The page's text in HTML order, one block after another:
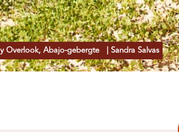
Overlook, Abajo-gebergte | Sandra Salvas